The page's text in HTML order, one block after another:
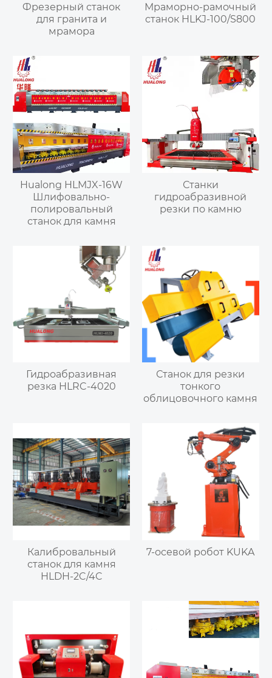
Фрезерный станок
для гранита и
мрамора
Мраморно-рамочный
станок HLKJ-100/S800
Hualong HLMJX-16W
Шлифовально-
полировальный
станок для камня
Станки
гидроабразивной
резки по камню
Гидроабразивная
резка HLRC-4020
Станок для резки
тонкого
облицовочного камня
Калибровальный
станок для камня
HLDH-2C/4C
7-осевой робот KUKA